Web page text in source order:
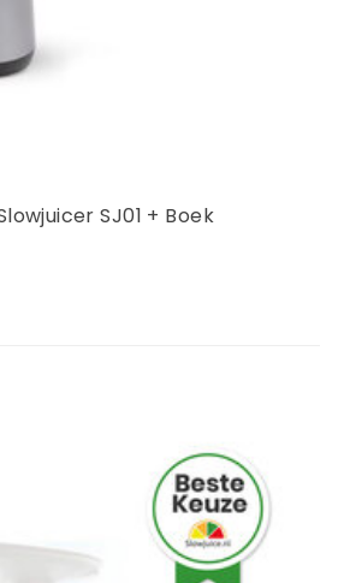
Byzoo Verticale Slowjuicer SJ01 + Boek